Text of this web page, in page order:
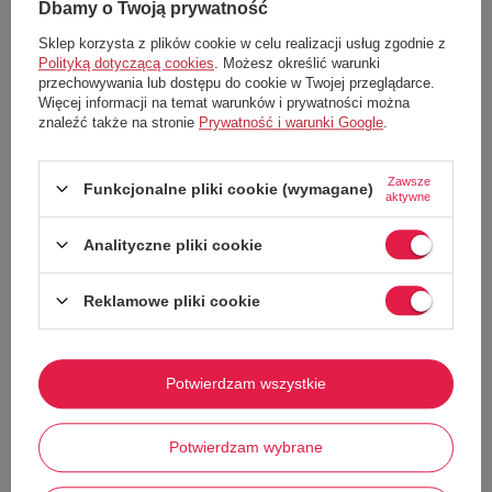
łączy klasyczny fason jeansowy z modnym charakterem odzieży typu
utility. Oliwkowy kolor i uniwersalny krój sprawiają, że kurtka doskonale
wpisuje się w najnowsze trendy, idealnie pasując do wielu codziennych
stylizacji.
Kluczowe cechy:
Krótki krój:Pudełkowy fason typu cropped podkreślający talię i
pasujący do spodni z wysokim stanem.
Khaki / oliwkowa zieleń – stylowa alternatywa dla
Klasyczny kołnierzyk:Nadaje kurtce ponadczasowego charakteru.
Metalowe guziki:Logowane, solidne zapięcie.
Naszywane kieszenie: Dwie kieszenie na piersi z patkami,
dopasowania.
Regulowany pasek:
Pasek z tyłu kurtki umożliwiający regulację
obwodu i lepsze dopasowanie do sylwetki.
Solidny materiał:
Wysokiej jakości bawełniany jeans zapewniający
trwałość i komfort noszenia.
Krótka kurtka jeansowa ZARA z regulowanym paskiem z tyłu to
Pokaż więcej
Dbamy o Twoją prywatność
Sklep korzysta z plików cookie w celu realizacji usług zgodnie z
Polityką dotyczącą cookies . Możesz określić warunki
przechowywania lub dostępu do cookie w Twojej przeglądarce.
Więcej informacji na temat warunków i prywatności można
znaleźć także na stronie Prywatność i warunki Google
Funkcjonalne pliki cookie (wymagane)
Zawsze
aktywne
Analityczne pliki cookie
Reklamowe pliki cookie
Potwierdzam wybrane
Potwierdzam wszystkie